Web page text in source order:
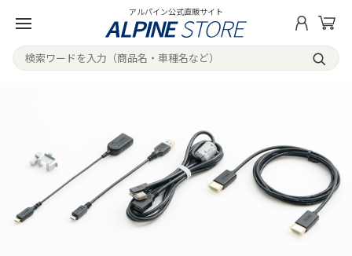
アルパイン公式直販サイト